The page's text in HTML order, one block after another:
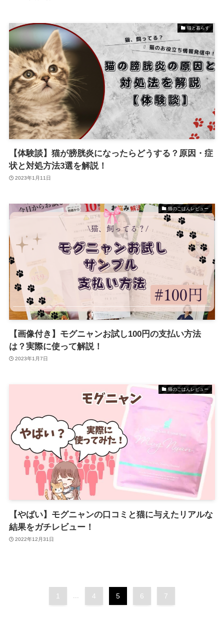
猫と暮らす
【体験談】猫が膀胱炎になったらどうする？原因・症
状と対処方法3選を解説！
2023年1月11日
猫のごはんレビュー
【画像付き】モグニャンお試し100円の支払い方法
は？実際に使って解説！
2023年1月7日
猫のごはんレビュー
【やばい】モグニャンの口コミと猫に与えたリアルな
結果をガチレビュー！
2022年12月31日
1 ... 4 5 6 7